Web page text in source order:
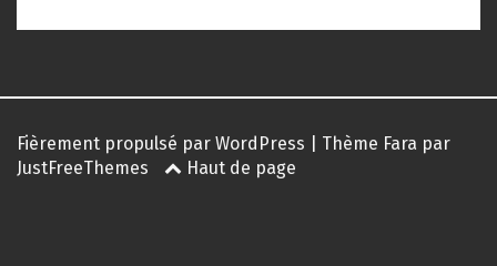
Fièrement propulsé par WordPress Thème Fara par
JustFreeThemes
Haut de page